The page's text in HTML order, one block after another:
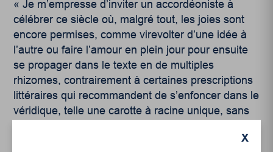
« Je m’empresse d’inviter un accordéoniste à
célébrer ce siècle où, malgré tout, les joies sont
encore permises, comme virevolter d’une idée à
l’autre ou faire l’amour en plein jour pour ensuite
se propager dans le texte en de multiples
rhizomes, contrairement à certaines prescriptions
littéraires qui recommandent de s’enfoncer dans le
véridique, telle une carotte à racine unique, sans
X